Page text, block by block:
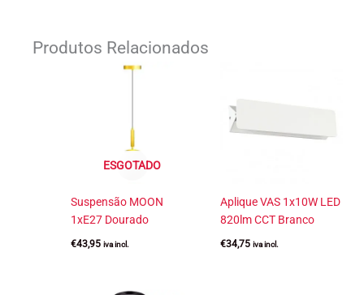
Produtos Relacionados
ESGOTADO
Suspensão MOON
1xE27 Dourado
€43,95 iva incl.
Aplique VAS 1x10W LED
820lm CCT Branco
€34,75 iva incl.